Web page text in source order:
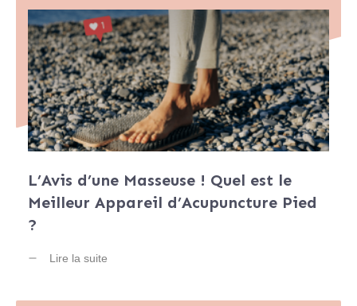
L’Avis d’une Masseuse ! Quel est le
Meilleur Appareil d’Acupuncture Pied
?
Lire la suite